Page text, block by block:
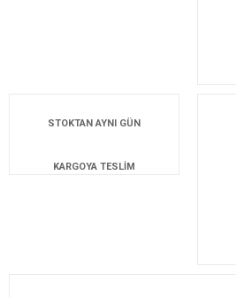
STOKTAN AYNI GÜN
KARGOYA TESLİM